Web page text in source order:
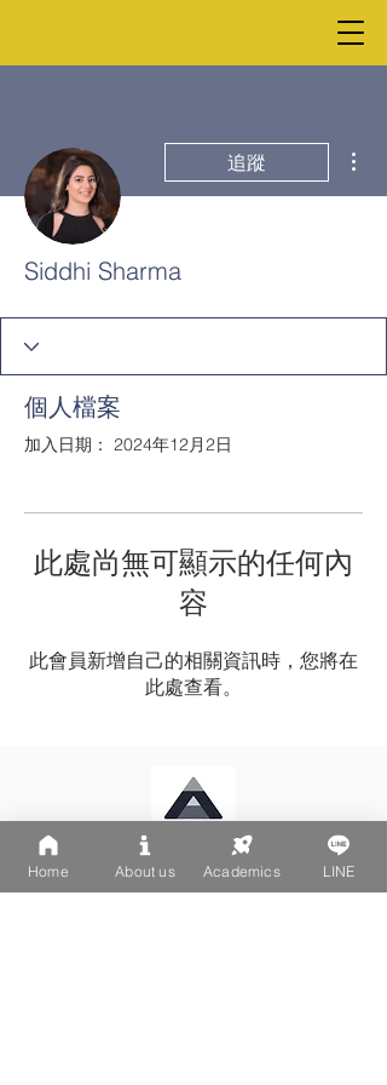
追蹤
Siddhi Sharma
個人檔案
加入日期： 2024年12月2日
此處尚無可顯示的任何內
容
此會員新增自己的相關資訊時，您將在
此處查看。
LINE: @502fvguc
Home About us Academics LINE